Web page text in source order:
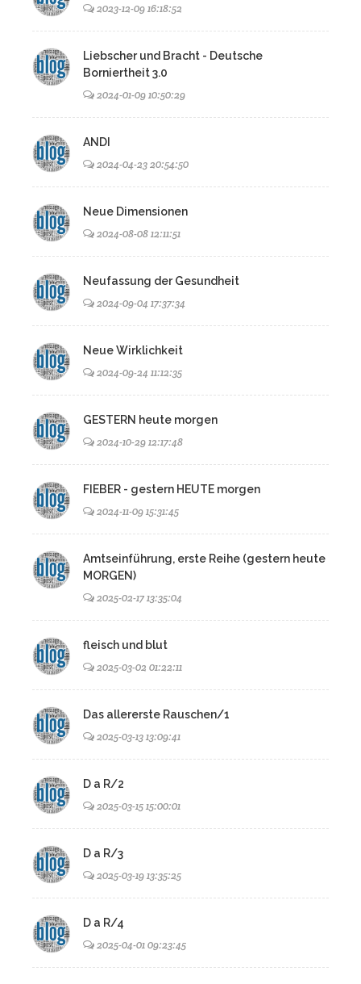
2023-12-09 16:18:52
Liebscher und Bracht - Deutsche
Borniertheit 3.0
2024-01-09 10:50:29
ANDI
2024-04-23 20:54:50
Neue Dimensionen
2024-08-08 12:11:51
Neufassung der Gesundheit
2024-09-04 17:37:34
Neue Wirklichkeit
2024-09-24 11:12:35
GESTERN heute morgen
2024-10-29 12:17:48
FIEBER - gestern HEUTE morgen
2024-11-09 15:31:45
Amtseinführung, erste Reihe (gestern heute
MORGEN)
2025-02-17 13:35:04
fleisch und blut
2025-03-02 01:22:11
Das allererste Rauschen/1
2025-03-13 13:09:41
D a R/2
2025-03-15 15:00:01
D a R/3
2025-03-19 13:35:25
D a R/4
2025-04-01 09:23:45